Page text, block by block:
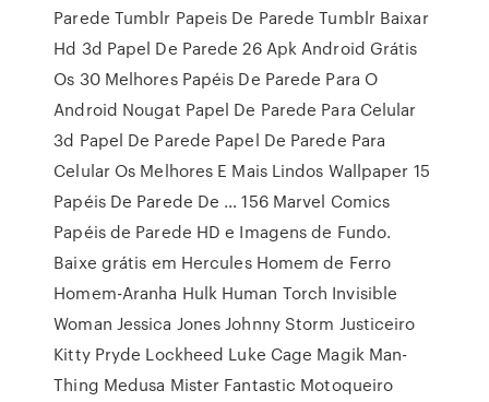
Parede Tumblr Papeis De Parede Tumblr Baixar
Hd 3d Papel De Parede 26 Apk Android Grátis
Os 30 Melhores Papéis De Parede Para O
Android Nougat Papel De Parede Para Celular
3d Papel De Parede Papel De Parede Para
Celular Os Melhores E Mais Lindos Wallpaper 15
Papéis De Parede De … 156 Marvel Comics
Papéis de Parede HD e Imagens de Fundo.
Baixe grátis em Hercules Homem de Ferro
Homem-Aranha Hulk Human Torch Invisible
Woman Jessica Jones Johnny Storm Justiceiro
Kitty Pryde Lockheed Luke Cage Magik Man-
Thing Medusa Mister Fantastic Motoqueiro